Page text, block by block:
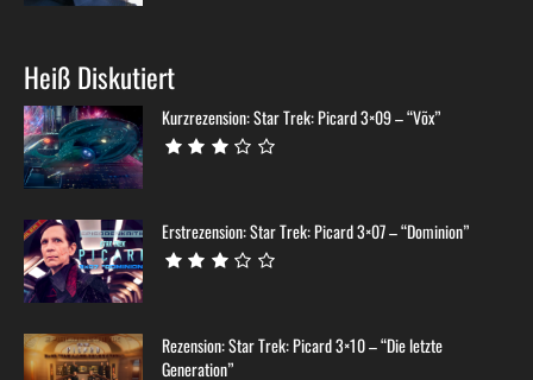
Heiß Diskutiert
Kurzrezension: Star Trek: Picard 3×09 – “Võx”
Erstrezension: Star Trek: Picard 3×07 – “Dominion”
Rezension: Star Trek: Picard 3×10 – “Die letzte
Generation”